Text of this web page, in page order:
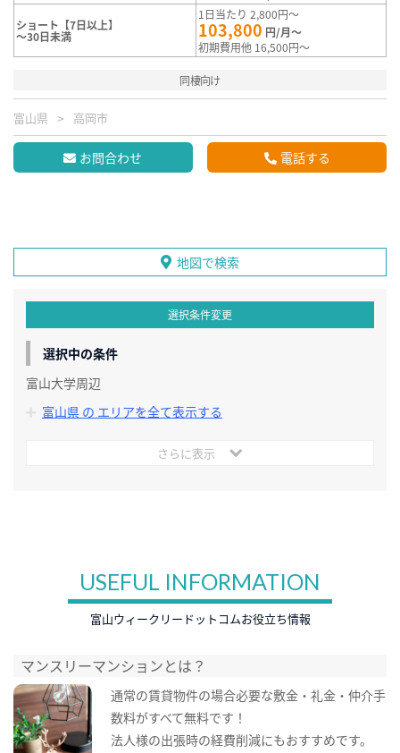
ショート【7日以上】
～30日未満
1日当たり 2,800円～
103,800 円/月～
初期費用他 16,500円～
同棲向け
富山県 高岡市
お問合わせ 電話する
地図で検索
選択条件変更
選択中の条件
富山大学周辺
富山県 の エリアを全て表示する
さらに表示
USEFUL INFORMATION
富山ウィークリードットコムお役立ち情報
マンスリーマンションとは？
通常の賃貸物件の場合必要な敷金・礼金・仲介手
数料がすべて無料です！
法人様の出張時の経費削減にもおすすめです。